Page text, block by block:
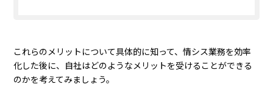
これらのメリットについて具体的に知って、情シス業務を効率
化した後に、自社はどのようなメリットを受けることができる
のかを考えてみましょう。